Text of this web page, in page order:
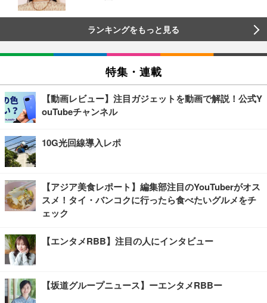
ランキングをもっと見る
特集・連載
【動画レビュー】注目ガジェットを動画で解説！公式Y
ouTubeチャンネル
10G光回線導入レポ
【アジア美食レポート】編集部注目のYouTuberがオス
スメ！タイ・バンコクに行ったら食べたいグルメをチ
ェック
【エンタメRBB】注目の人にインタビュー
【坂道グループニュース】ーエンタメRBBー